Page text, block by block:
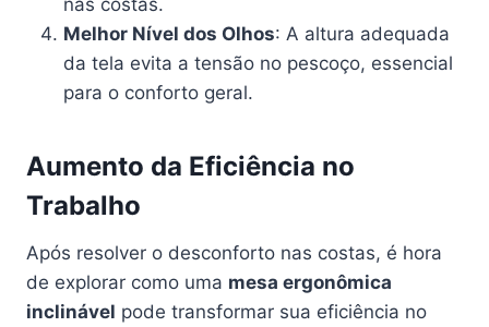
Melhor Nível dos Olhos: A altura adequada
da tela evita a tensão no pescoço, essencial
para o conforto geral.
Aumento da Eficiência no
Trabalho
Após resolver o desconforto nas costas, é hora
de explorar como uma mesa ergonômica
inclinável pode transformar sua eficiência no